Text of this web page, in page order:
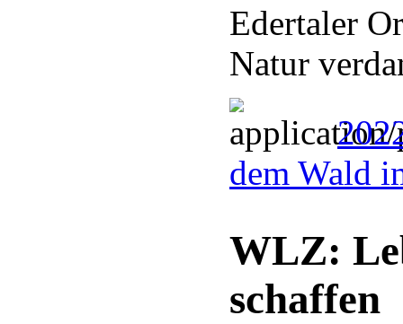
Edertaler
Natur
dem Wald
WLZ:
schaffen